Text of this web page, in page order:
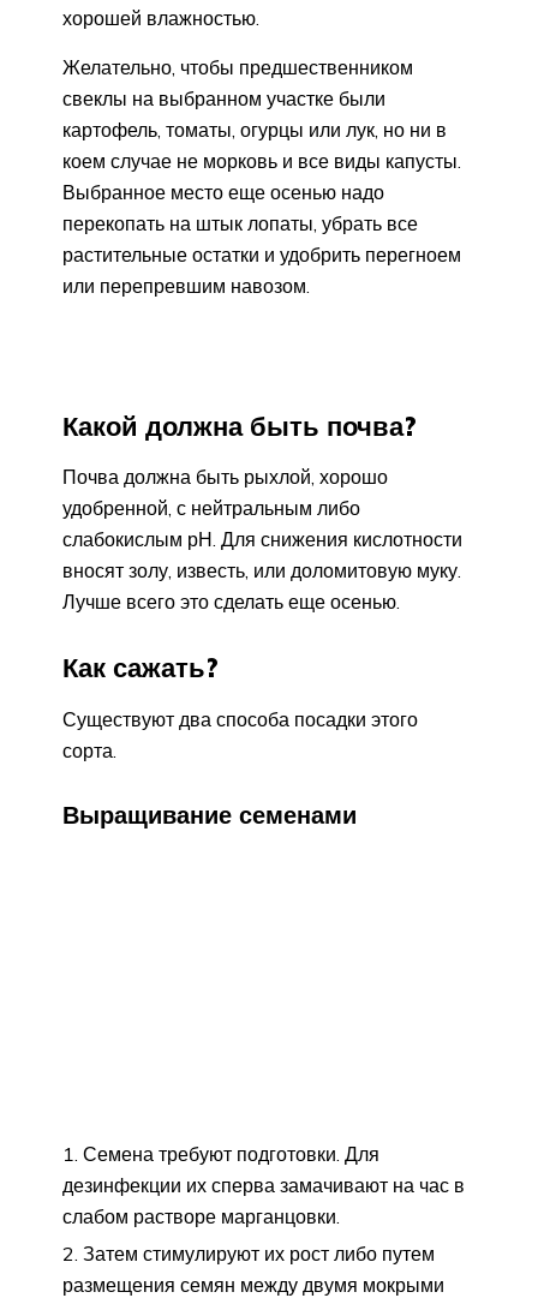
хорошей влажностью.
Желательно, чтобы предшественником
свеклы на выбранном участке были
картофель, томаты, огурцы или лук, но ни в
коем случае не морковь и все виды капусты.
Выбранное место еще осенью надо
перекопать на штык лопаты, убрать все
растительные остатки и удобрить перегноем
или перепревшим навозом.
Какой должна быть почва?
Почва должна быть рыхлой, хорошо
удобренной, с нейтральным либо
слабокислым рН. Для снижения кислотности
вносят золу, известь, или доломитовую муку.
Лучше всего это сделать еще осенью.
Как сажать?
Существуют два способа посадки этого
сорта.
Выращивание семенами
Семена требуют подготовки. Для
дезинфекции их сперва замачивают на час в
слабом растворе марганцовки.
Затем стимулируют их рост либо путем
размещения семян между двумя мокрыми